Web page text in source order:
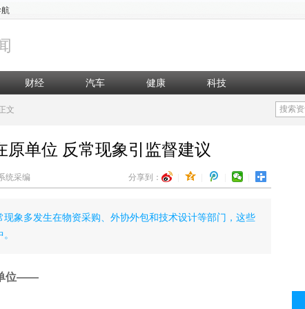
航
财经 汽车 健康 科技
文 搜索
单位 反常现象引监督建议
分享到：
统采编
象多发生在物资采购、外协外包和技术设计等部门，这些
位——